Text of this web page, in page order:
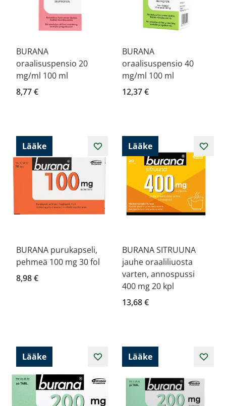
BURANA
oraalisuspensio 20
mg/ml 100 ml
8,77 €
BURANA
oraalisuspensio 40
mg/ml 100 ml
12,37 €
Lääke
BURANA purukapseli,
pehmeä 100 mg 30 fol
8,98 €
Lääke
BURANA SITRUUNA
jauhe oraaliliuosta
varten, annospussi
400 mg 20 kpl
13,68 €
Lääke Lääke